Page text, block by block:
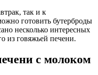
так и к
готовить бутерброды
несколько интересных
из говяжьей печени.
с молоком